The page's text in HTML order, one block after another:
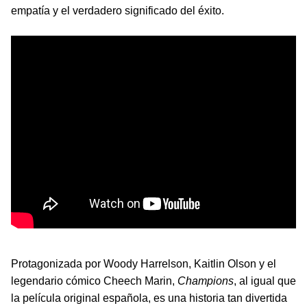
empatía y el verdadero significado del éxito.
Protagonizada por Woody Harrelson, Kaitlin Olson y el
legendario cómico Cheech Marin, Champions, al igual que
la película original española, es una historia tan divertida